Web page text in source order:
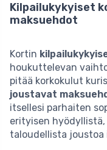
Kilpailukykyiset
maksuehdot
Kortin
houkuttelevan
pitää korkokulut
joustavat
itsellesi parhaiten
erityisen
taloudellista joustoa